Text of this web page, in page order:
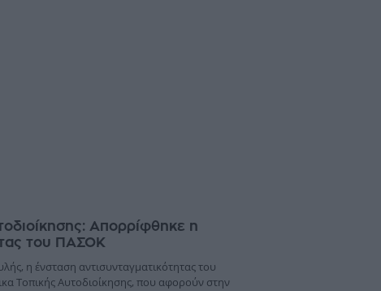
Απορρίφθηκε η
του ΠΑΣΟΚ
η ένσταση αντισυνταγματικότητας του
Τοπικής Αυτοδιοίκησης, που αφορούν στην